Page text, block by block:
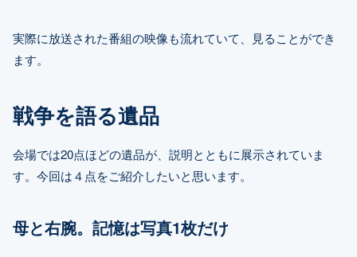
実際に放送された番組の映像も流れていて、見ることができ
ます。
戦争を語る遺品
会場では20点ほどの遺品が、説明とともに展示されていま
す。今回は４点をご紹介したいと思います。
母と右腕。記憶は写真1枚だけ